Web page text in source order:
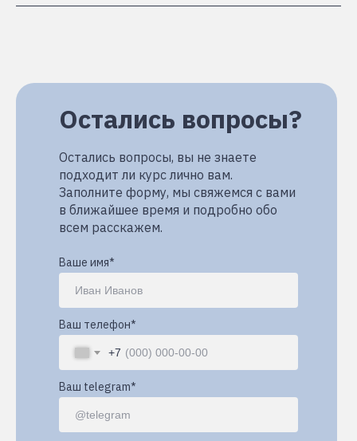
Остались вопросы?
Остались вопросы, вы не знаете
подходит ли курс лично вам.
Заполните форму, мы свяжемся с вами
в ближайшее время и подробно обо
всем расскажем.
Ваше имя*
Ваш телефон*
+7
Ваш telegram*